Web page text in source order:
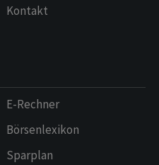
Kontakt
E-Rechner
Börsenlexikon
Sparplan